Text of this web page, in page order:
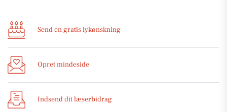
Send en gratis lykønskning
Opret mindeside
Indsend dit læserbidrag